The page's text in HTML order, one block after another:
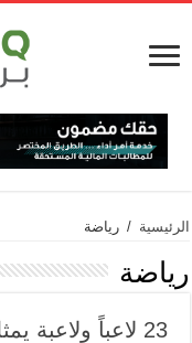
الرئيسية / رياضة
رياضة
23 لاعباً